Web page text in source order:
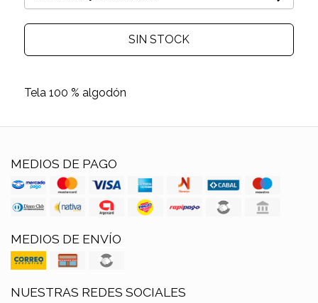
SIN STOCK
Tela 100 % algodón
MEDIOS DE PAGO
MEDIOS DE ENVÍO
NUESTRAS REDES SOCIALES